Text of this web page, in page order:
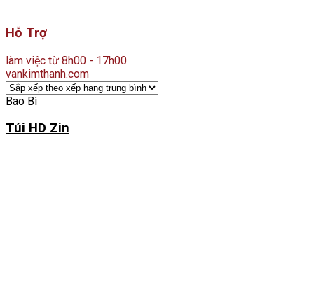
Hỗ Trợ
làm việc từ 8h00 - 17h00
vankimthanh.com
Bao Bì
Túi HD Zin